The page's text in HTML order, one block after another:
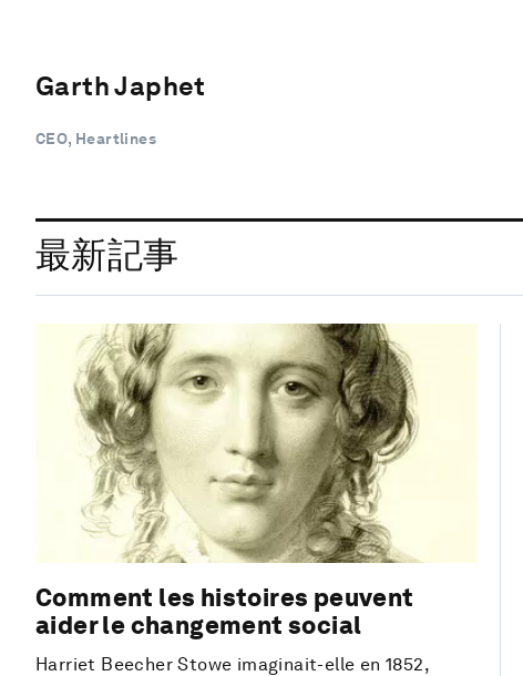
Garth Japhet
CEO, Heartlines
最新記事
Comment les histoires peuvent
aider le changement social
Harriet Beecher Stowe imaginait-elle en 1852,